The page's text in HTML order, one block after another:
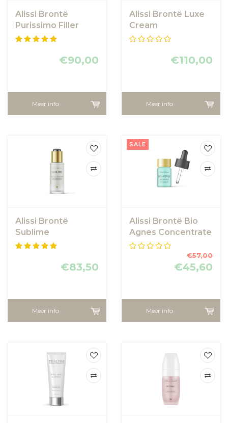
Alissi Brontë
Purissimo Filler
Cream
€90,00
Meer info
Alissi Brontë Luxe
Cream
€110,00
Meer info
Alissi Brontë
Sublime
€83,50
Meer info
SALE
Alissi Brontë Bio
Agnes Concentrate
€57,00
€45,60
Meer info